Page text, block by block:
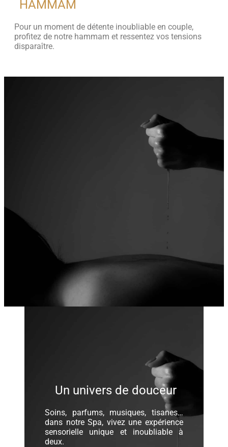
HAMMAM
Pour un moment de détente inoubliable en couple,
profitez de notre hammam et ressentez vos tensions
disparaître.
Un univers de douceur
Soins, parfums, musiques, tisanes…
dans notre Spa, vivez une expérience
sensorielle unique et inoubliable à
deux.